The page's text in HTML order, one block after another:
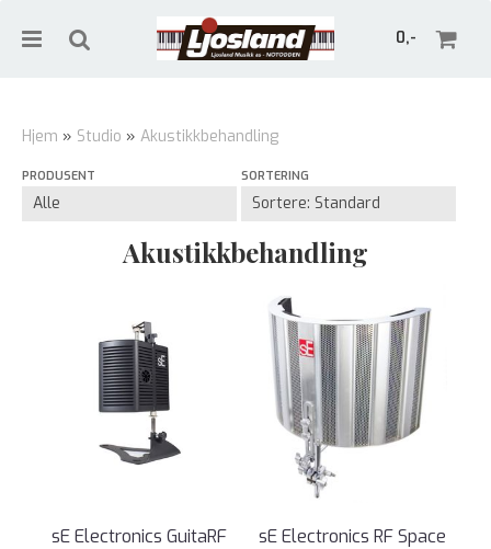
0,-
Hjem » Studio » Akustikkbehandling
PRODUSENT SORTERING
Akustikkbehandling
sE Electronics GuitaRF sE Electronics RF Space